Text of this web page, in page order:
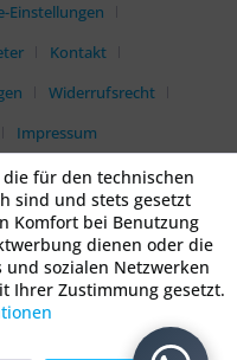
Einstellungen
Kontakt
Widerrufsrecht
Impressum
die für den technischen
sind und stets gesetzt
Komfort bei Benutzung
dienen oder die
sozialen Netzwerken
Ihrer Zustimmung gesetzt.